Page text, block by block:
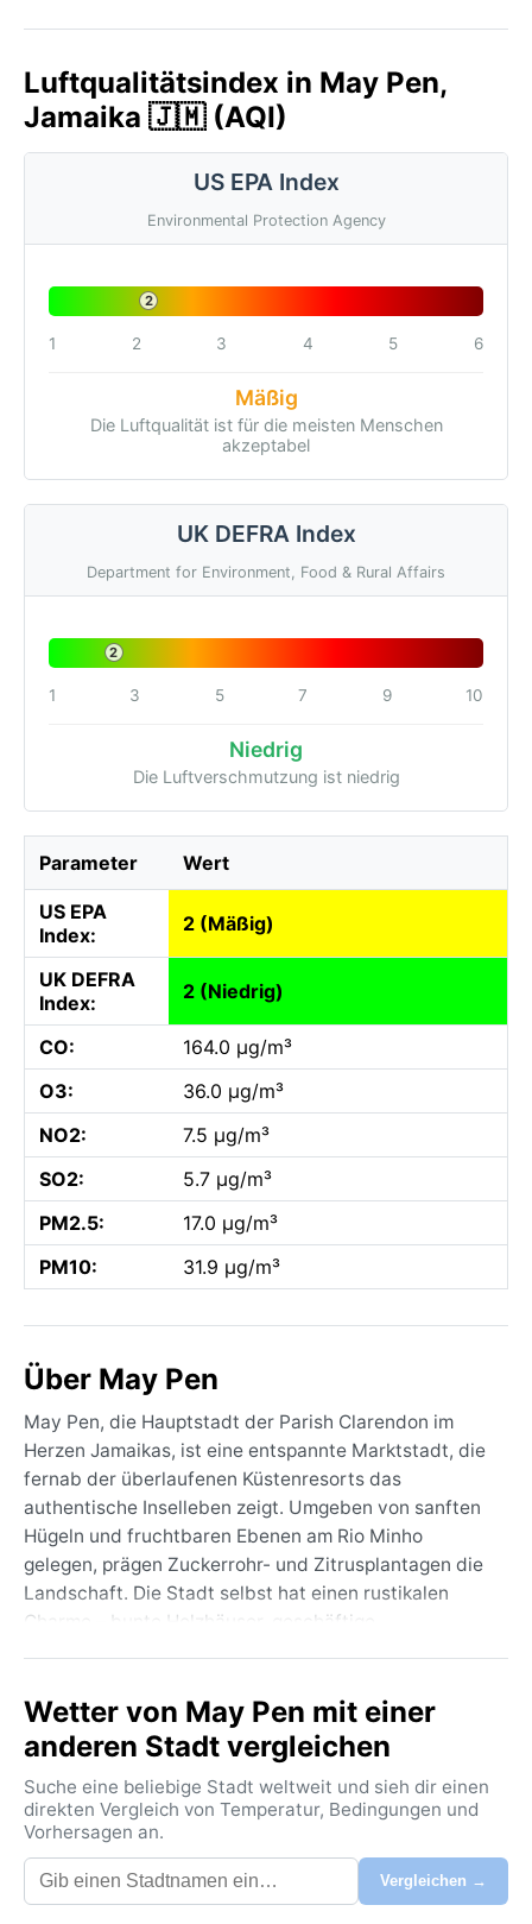
Luftqualitätsindex in May Pen,
Jamaika 🇯🇲 (AQI)
US EPA Index
Environmental Protection Agency
2
1 2 3 4 5 6
Mäßig
Die Luftqualität ist für die meisten Menschen
akzeptabel
UK DEFRA Index
Department for Environment, Food & Rural Affairs
2
1 3 5 7 9 10
Niedrig
Die Luftverschmutzung ist niedrig
Parameter Wert
US EPA
Index:
2 (Mäßig)
UK DEFRA
Index:
2 (Niedrig)
CO:
164.0 µg/m³
O3:
36.0 µg/m³
NO2:
7.5 µg/m³
SO2:
5.7 µg/m³
PM2.5:
17.0 µg/m³
PM10:
31.9 µg/m³
Über May Pen
May Pen, die Hauptstadt der Parish Clarendon im
Herzen Jamaikas, ist eine entspannte Marktstadt, die
fernab der überlaufenen Küstenresorts das
authentische Inselleben zeigt. Umgeben von sanften
Hügeln und fruchtbaren Ebenen am Rio Minho
gelegen, prägen Zuckerrohr- und Zitrusplantagen die
Landschaft. Die Stadt selbst hat einen rustikalen
Charme – bunte Holzhäuser, geschäftige
Geografisch liegt May Pen auf den zentral-südlichen
Kalksteinplateaus, etwa 30 Kilometer von der
karibischen Küste entfernt, was ihr ein angenehm
trockeneres Klima beschert als den feuchten Norden.
Das Klima nach Köppen ist Aw (tropische Savanne) –
geprägt von einer ausgeprägten Regen- und
Trockenzeit. Die Sommer von Juni bis November sind
Wetter von May Pen mit einer
anderen Stadt vergleichen
Suche eine beliebige Stadt weltweit und sieh dir einen
direkten Vergleich von Temperatur, Bedingungen und
Vorhersagen an.
Vergleichen →